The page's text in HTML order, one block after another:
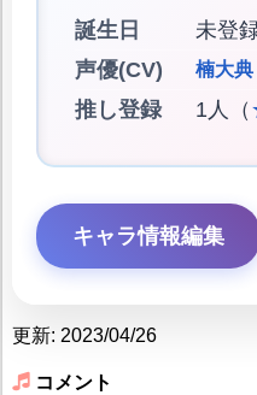
誕生日
未登
声優(CV)
楠大典
推し登録 1人（
キャラ情報編集
更新: 2023/04/26
コメント